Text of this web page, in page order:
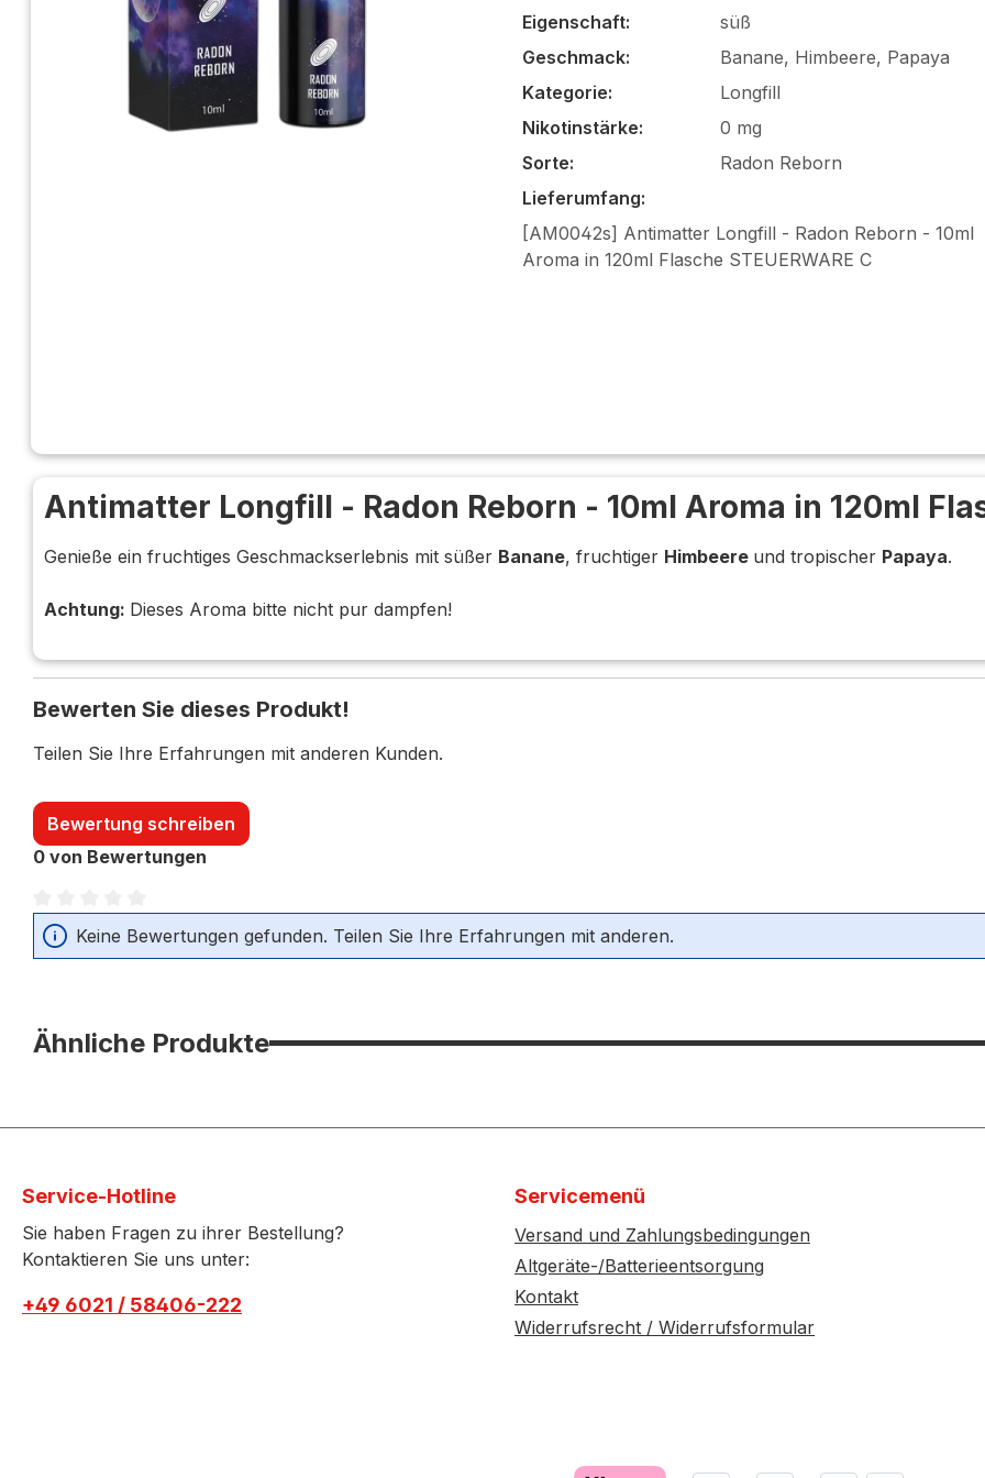
Eigenschaft:
süß
Geschmack:
Banane, Himbeere, Papaya
Kategorie:
Longfill
Nikotinstärke:
0 mg
Sorte:
Radon Reborn
Lieferumfang:
[AM0042s] Antimatter Longfill - Radon Reborn - 10ml
Aroma in 120ml Flasche STEUERWARE C
Antimatter Longfill - Radon Reborn - 10ml Aroma in 120ml
Genieße ein fruchtiges Geschmackserlebnis mit süßer Banane, fruchtiger Himbeere und tropischer Papaya.
Achtung: Dieses Aroma bitte nicht pur dampfen!
Bewerten Sie dieses Produkt!
Teilen Sie Ihre Erfahrungen mit anderen Kunden.
Bewertung schreiben
0 von Bewertungen
Durchschnittliche Bewertung von 0 von 5 Sternen
Keine Bewertungen gefunden. Teilen Sie Ihre Erfahrungen mit anderen.
Ähnliche Produkte
Service-Hotline
Sie haben Fragen zu ihrer Bestellung?
Kontaktieren Sie uns unter:
+49 6021 / 58406-222
Servicemenü
Versand und Zahlungsbedingungen
Altgeräte-/Batterieentsorgung
Kontakt
Widerrufsrecht / Widerrufsformular